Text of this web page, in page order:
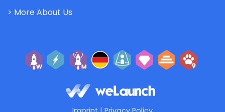
> More About Us